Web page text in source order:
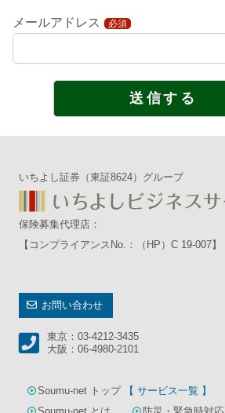
メールアドレス 必須
いちよし証券（東証8624）グループ
保険募集代理店：
【コンプライアンスNo.：（HP）C 19-007】
お問い合わせ
東京：03-4212-3435
大阪：06-4980-2101
Soumu-net トップ
【 サービス一覧 】